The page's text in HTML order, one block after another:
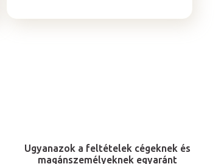
Ugyanazok a feltételek cégeknek és
magánszemélyeknek egyaránt